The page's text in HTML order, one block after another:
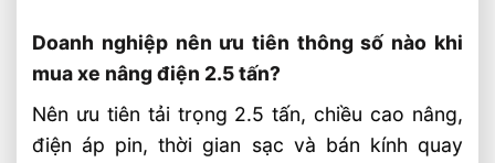
Doanh nghiệp nên ưu tiên thông số nào khi
mua xe nâng điện 2.5 tấn?
Nên ưu tiên tải trọng 2.5 tấn, chiều cao nâng,
điện áp pin, thời gian sạc và bán kính quay